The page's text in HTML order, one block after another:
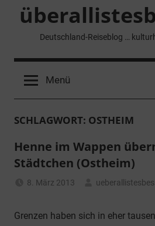
Deutschland-Reiseblog …
Menü
SCHLAGWORT: OSTHEIM
Henne im Wappen
Städtchen (Ostheim)
8. März 2013
Grenzen haben sich in eher